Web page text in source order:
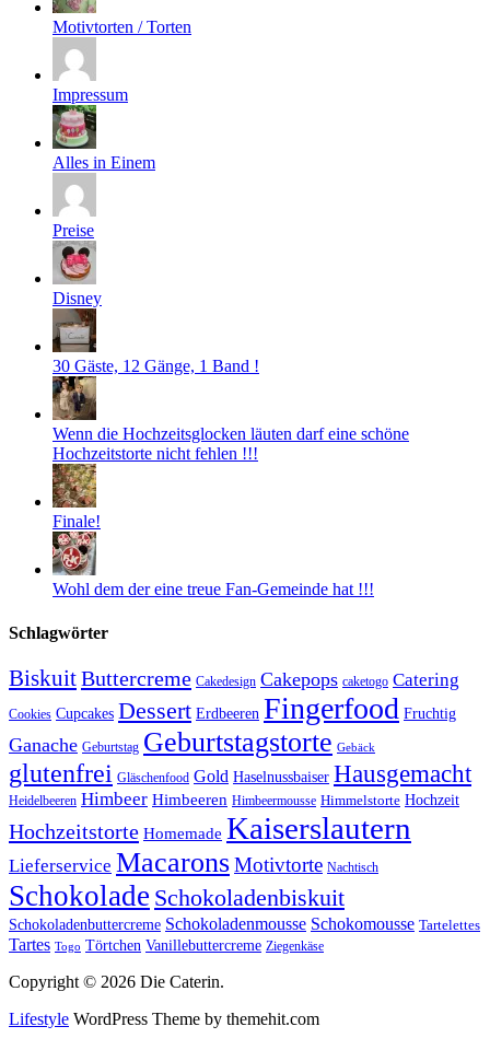
Motivtorten / Torten
Impressum
Alles in Einem
Preise
Disney
30 Gäste, 12 Gänge, 1 Band !
Wenn die Hochzeitsglocken läuten darf eine schöne
Hochzeitstorte nicht fehlen !!!
Finale!
Wohl dem der eine treue Fan-Gemeinde hat !!!
Schlagwörter
BiskuitButtercreme Cakedesign Cakepops caketogo Catering
Cookies Cupcakes Dessert Erdbeeren Fingerfood Fruchtig
Ganache Geburtstag Geburtstagstorte Gebäck
glutenfrei Gläschenfood Gold Haselnussbaiser Hausgemacht
Heidelbeeren Himbeer Himbeeren Himbeermousse Himmelstorte Hochzeit
Hochzeitstorte Homemade Kaiserslautern
Lieferservice MacaronsMotivtorte Nachtisch
Schokolade Schokoladenbiskuit
Schokoladenbuttercreme Schokoladenmousse Schokomousse Tartelettes
Tartes Togo Törtchen Vanillebuttercreme Ziegenkäse
Copyright © 2026 Die Caterin.
Lifestyle WordPress Theme by themehit.com